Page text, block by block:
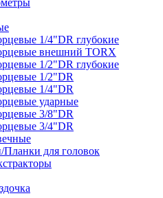
1/4"DR глубокие
внешний TORX
1/2"DR глубокие
1/2"DR
1/4"DR
ударные
3/8"DR
3/4"DR
Планки для головок